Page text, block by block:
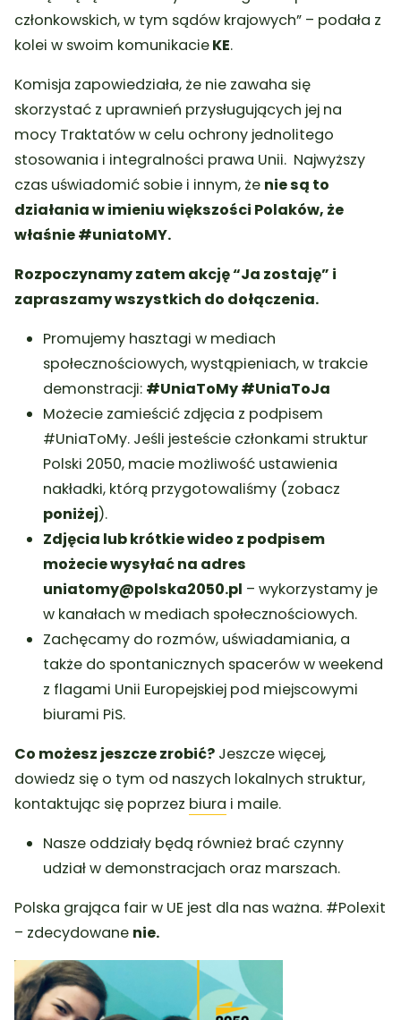
członkowskich, w tym sądów krajowych” – podała z
kolei w swoim komunikacieKE.
Komisja zapowiedziała, że nie zawaha się
skorzystać z uprawnień przysługujących jej na
mocy Traktatów w celu ochrony jednolitego
stosowania i integralności prawa Unii. Najwyższy
czas uświadomić sobie i innym, że nie są to
działania w imieniu większości Polaków, że
właśnie #uniatoMY.
Rozpoczynamy zatem akcję “Ja zostaję” i
zapraszamy wszystkich do dołączenia.
Promujemy hasztagi w mediach
społecznościowych, wystąpieniach, w trakcie
demonstracji: #UniaToMy #UniaToJa
Możecie zamieścić zdjęcia z podpisem
#UniaToMy. Jeśli jesteście członkami struktur
Polski 2050, macie możliwość ustawienia
nakładki, którą przygotowaliśmy (zobacz
poniżej).
Zdjęcia lub krótkie wideo z podpisem
możecie wysyłać na adres
uniatomy@polska2050.pl – wykorzystamy je
w kanałach w mediach społecznościowych.
Zachęcamy do rozmów, uświadamiania, a
także do spontanicznych spacerów w weekend
z flagami Unii Europejskiej pod miejscowymi
biurami PiS.
Co możesz jeszcze zrobić? Jeszcze więcej,
dowiedz się o tym od naszych lokalnych struktur,
kontaktując się poprzez biura i maile.
Nasze oddziały będą również brać czynny
udział w demonstracjach oraz marszach.
Polska grająca fair w UE jest dla nas ważna. #Polexit
– zdecydowane nie.